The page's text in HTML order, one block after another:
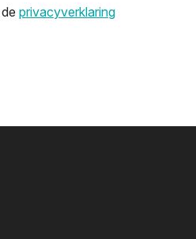
privacyverklaring